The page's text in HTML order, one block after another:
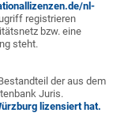
nl-
registrieren
bzw. eine
steht.
der aus dem
Juris.
lizensiert hat.